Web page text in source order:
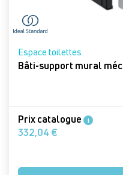
Espace toilettes
Prix catalogue i
332,04 €